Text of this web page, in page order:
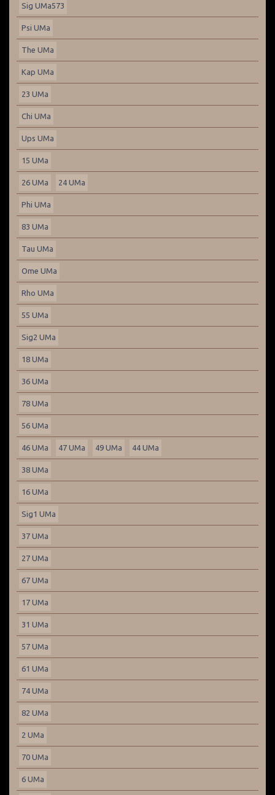
Sig UMa573
Psi UMa
The UMa
Kap UMa
23 UMa
Chi UMa
Ups UMa
15 UMa
26 UMa 24 UMa
Phi UMa
83 UMa
Tau UMa
Ome UMa
Rho UMa
55 UMa
Sig2 UMa
18 UMa
36 UMa
78 UMa
56 UMa
46 UMa 47 UMa 49 UMa 44 UMa
38 UMa
16 UMa
Sig1 UMa
37 UMa
27 UMa
67 UMa
17 UMa
31 UMa
57 UMa
61 UMa
74 UMa
82 UMa
2 UMa
70 UMa
6 UMa